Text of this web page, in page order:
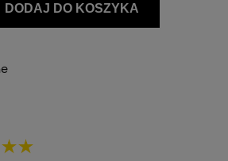
DODAJ DO KOSZYKA